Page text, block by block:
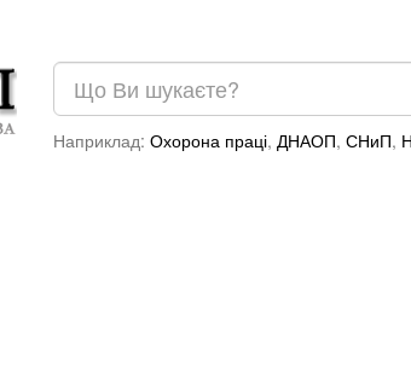
Наприклад: Охорона праці, ДНАОП, СНиП,